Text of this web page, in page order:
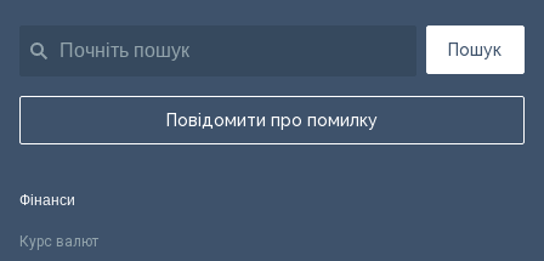
Пошук
Повідомити про помилку
Фінанси
Курс валют